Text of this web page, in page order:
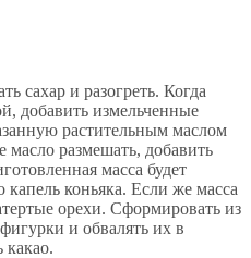
сахар и разогреть. Когда
добавить измельченные
растительным маслом
масло размешать, добавить
масса будет
капель коньяка. Если же масса
орехи. Сформировать из
и обвалять их в
какао.